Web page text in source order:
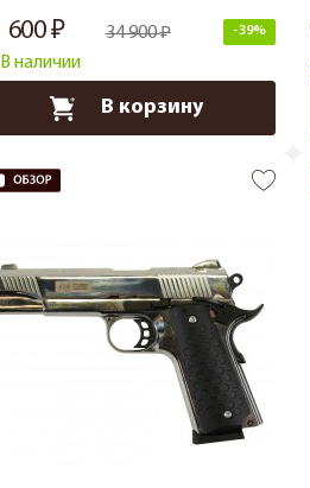
600 34 900 -39%
В наличии
В корзину